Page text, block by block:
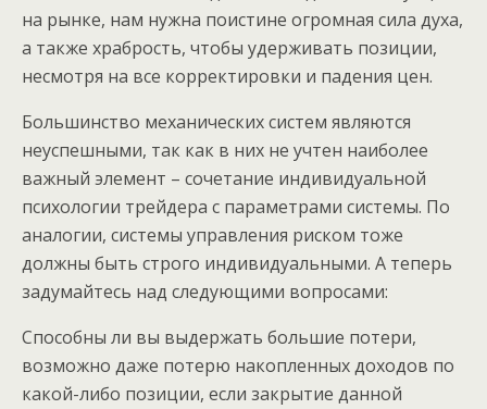
на рынке, нам нужна поистине огромная сила духа,
а также храбрость, чтобы удерживать позиции,
несмотря на все корректировки и падения цен.
Большинство механических систем являются
неуспешными, так как в них не учтен наиболее
важный элемент – сочетание индивидуальной
психологии трейдера с параметрами системы. По
аналогии, системы управления риском тоже
должны быть строго индивидуальными. А теперь
задумайтесь над следующими вопросами:
Способны ли вы выдержать большие потери,
возможно даже потерю накопленных доходов по
какой-либо позиции, если закрытие данной